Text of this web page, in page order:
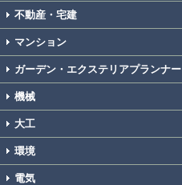
不動産・宅建
マンション
ガーデン・エクステリアプランナー
機械
大工
環境
電気